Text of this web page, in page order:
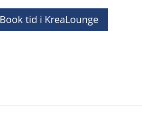
Book tid i KreaLounge